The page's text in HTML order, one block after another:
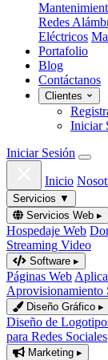
Redes
Eléctricos
Portafolio
Blog
Contáctanos
Clientes
Iniciar
Iniciar Sesión
Inicio
Servicios ▼
Servicios Web ▸
Hospedaje Web
Streaming Video
Software ▸
Páginas Web
Aprovisionamiento
Diseño Gráfico ▸
Diseño de
para Redes Sociales
Marketing ▸